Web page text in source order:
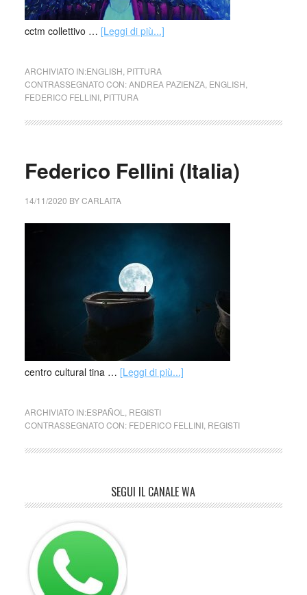
cctm collettivo … [Leggi di più...]
ARCHIVIATO IN:ENGLISH PITTURA
CONTRASSEGNATO CON:ANDREA PAZIENZA, ENGLISH
FEDERICO FELLINI, PITTURA
Federico Fellini (Italia)
14/11/2020 BYCARLAITA
centro cultural tina … [Leggi di più...]
ARCHIVIATO IN:ESPAÑOL
REGISTI
CONTRASSEGNATO CON: FEDERICO FELLINI, REGISTI
SEGUI IL CANALE WA